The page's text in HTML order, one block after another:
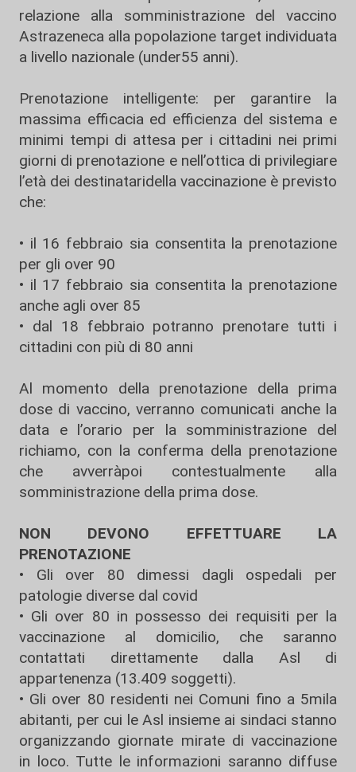
relazione alla somministrazione del vaccino
Astrazeneca alla popolazione target individuata
a livello nazionale (under55 anni).
Prenotazione intelligente: per garantire la
massima efficacia ed efficienza del sistema e
minimi tempi di attesa per i cittadini nei primi
giorni di prenotazione e nell’ottica di privilegiare
l’età dei destinataridella vaccinazione è previsto
che:
• il 16 febbraio sia consentita la prenotazione
per gli over 90
• il 17 febbraio sia consentita la prenotazione
anche agli over 85
• dal 18 febbraio potranno prenotare tutti i
cittadini con più di 80 anni
Al momento della prenotazione della prima
dose di vaccino, verranno comunicati anche la
data e l’orario per la somministrazione del
richiamo, con la conferma della prenotazione
che avverràpoi contestualmente alla
somministrazione della prima dose.
NON DEVONO EFFETTUARE LA
PRENOTAZIONE
• Gli over 80 dimessi dagli ospedali per
patologie diverse dal covid
• Gli over 80 in possesso dei requisiti per la
vaccinazione al domicilio, che saranno
contattati direttamente dalla Asl di
appartenenza (13.409 soggetti).
• Gli over 80 residenti nei Comuni fino a 5mila
abitanti, per cui le Asl insieme ai sindaci stanno
organizzando giornate mirate di vaccinazione
in loco. Tutte le informazioni saranno diffuse